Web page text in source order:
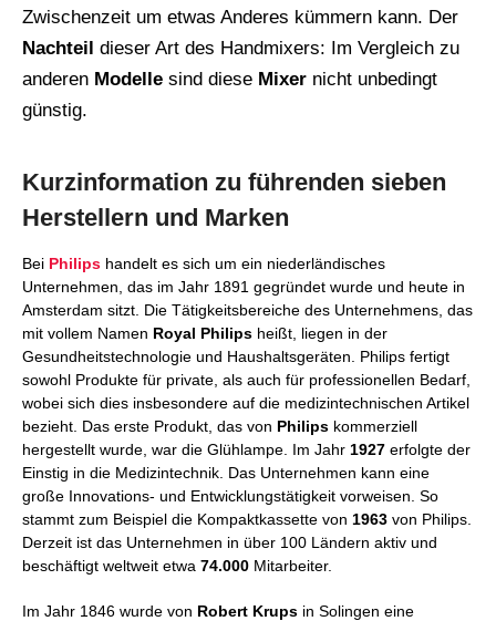
Zwischenzeit um etwas Anderes kümmern kann. Der
Nachteil dieser Art des Handmixers: Im Vergleich zu
anderen Modelle sind diese Mixer nicht unbedingt
günstig.
Kurzinformation zu führenden sieben
Herstellern und Marken
Bei Philips handelt es sich um ein niederländisches
Unternehmen, das im Jahr 1891 gegründet wurde und heute in
Amsterdam sitzt. Die Tätigkeitsbereiche des Unternehmens, das
mit vollem Namen Royal Philips heißt, liegen in der
Gesundheitstechnologie und Haushaltsgeräten. Philips fertigt
sowohl Produkte für private, als auch für professionellen Bedarf,
wobei sich dies insbesondere auf die medizintechnischen Artikel
bezieht. Das erste Produkt, das von Philips kommerziell
hergestellt wurde, war die Glühlampe. Im Jahr 1927 erfolgte der
Einstig in die Medizintechnik. Das Unternehmen kann eine
große Innovations- und Entwicklungstätigkeit vorweisen. So
stammt zum Beispiel die Kompaktkassette von 1963 von Philips.
Derzeit ist das Unternehmen in über 100 Ländern aktiv und
beschäftigt weltweit etwa 74.000 Mitarbeiter.
Im Jahr 1846 wurde von Robert Krups in Solingen eine